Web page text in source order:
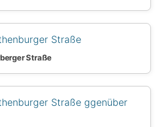
Straße
Straße
Straße ggenüber